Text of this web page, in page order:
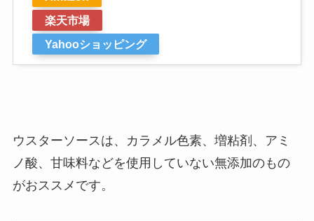
楽天市場
Yahooショッピング
ウスターソースは、カラメル色素、増粘剤、アミ
ノ酸、甘味料などを使用していない無添加のもの
がおススメです。